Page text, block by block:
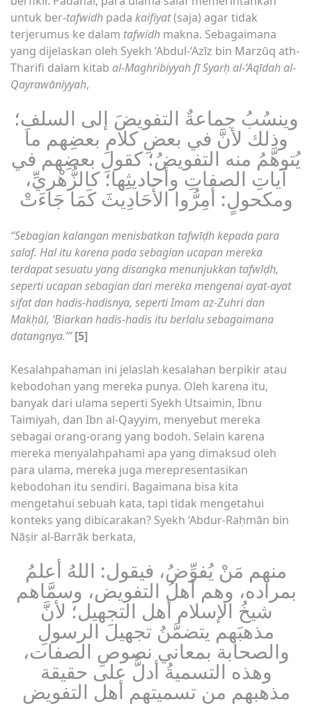
untuk ber-tafwidh pada kaifiyat(saja) agar tidak
terjerumus ke dalam tafwidh makna. Sebagaimana
yang dijelaskan oleh Syekh ‘Abdul-‘Azīz bin Marzūq ath-
Tharifi dalam kitab al-Maghribiyyah fī Syarḥ al-‘Aqīdah al-
Qayrawāniyyah,
وينسُبُ جماعةٌ التفويضَ إلى السلفِ؛
وذلك لأنَّ في بعضِ كلامِ بعضِهم ما
يُتوهَّمُ منه التفويضُ؛ كقولِ بعضِهم في
آياتِ الصفاتِ وأحاديثِها؛ كالزُّهْريِّ،
ومكحولٍ: أَمِرُّوا الأَحَادِيثَ كَمَا جَاءَتْ
“Sebagian kalangan menisbatkan tafwīḍh kepada para
salaf. Hal itu karena pada sebagian ucapan mereka
terdapat sesuatu yang disangka menunjukkan tafwīḍh,
seperti ucapan sebagian dari mereka mengenai ayat-ayat
sifat dan hadis-hadisnya, seperti Imam az-Zuhri dan
Makḥūl, ‘Biarkan hadis-hadis itu berlalu sebagaimana
datangnya.’”[5]
Kesalahpahaman ini jelaslah kesalahan berpikir atau
kebodohan yang mereka punya. Oleh karena itu,
banyak dari ulama seperti Syekh Utsaimin, Ibnu
Taimiyah, dan Ibn al-Qayyim, menyebut mereka
sebagai orang-orang yang bodoh. Selain karena
mereka menyalahpahami apa yang dimaksud oleh
para ulama, mereka juga merepresentasikan
kebodohan itu sendiri. Bagaimana bisa kita
mengetahui sebuah kata, tapi tidak mengetahui
konteks yang dibicarakan? Syekh ‘Abdur-Raḥmān bin
Nāṣir al-Barrāk berkata,
منهم مَنْ يُفوِّضُ، فيقول: اللهُ أعلمُ
بمراده، وهم أهلُ التفويض، وسمَّاهم
شيخُ الإسلام أهل التجهيل؛ لأنَّ
مذهبَهم يتضمَّنُ تجهيلَ الرسولِ
والصحابة بمعاني نصوصِ الصفات،
وهذه التسميةُ أدلُّ على حقيقة
مذهبهم من تسميتهم أهل التفويض